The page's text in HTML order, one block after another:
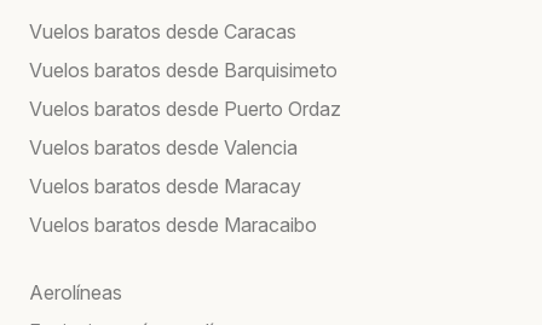
Vuelos baratos desde Caracas
Vuelos baratos desde Barquisimeto
Vuelos baratos desde Puerto Ordaz
Vuelos baratos desde Valencia
Vuelos baratos desde Maracay
Vuelos baratos desde Maracaibo
Aerolíneas